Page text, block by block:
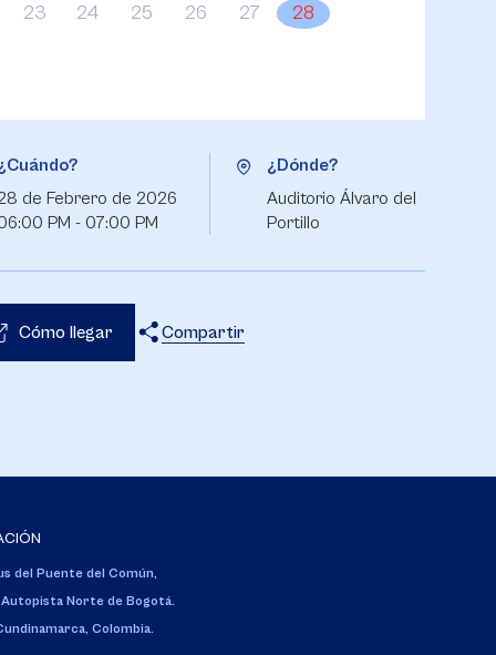
23
24 25 26 27 28
de Febrero de 2026
PM - 07:00 PM
¿Dónde?
Auditorio Álvaro del
Portillo
Cómo llegar
Compartir
del Puente del Común,
Autopista Norte de Bogotá.
Colombia.